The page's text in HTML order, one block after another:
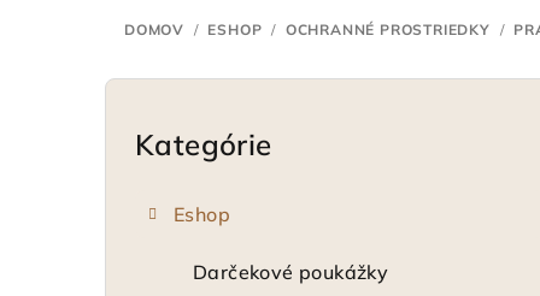
DOMOV / ESHOP / OCHRANNÉ PROSTRIEDKY /
B
Preskočiť
kategórie
Kategórie
Eshop
Darčekové poukážky